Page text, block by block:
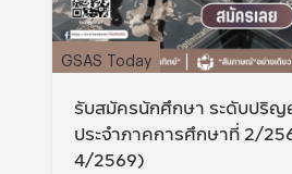
GSAS Today
รับสมัครนักศึกษา ระดับปริ
ประจำภาคการศึกษาที่ 2/
4/2569)